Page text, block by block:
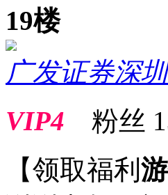
19楼
广发证券深
VIP4 粉丝
【领取福利